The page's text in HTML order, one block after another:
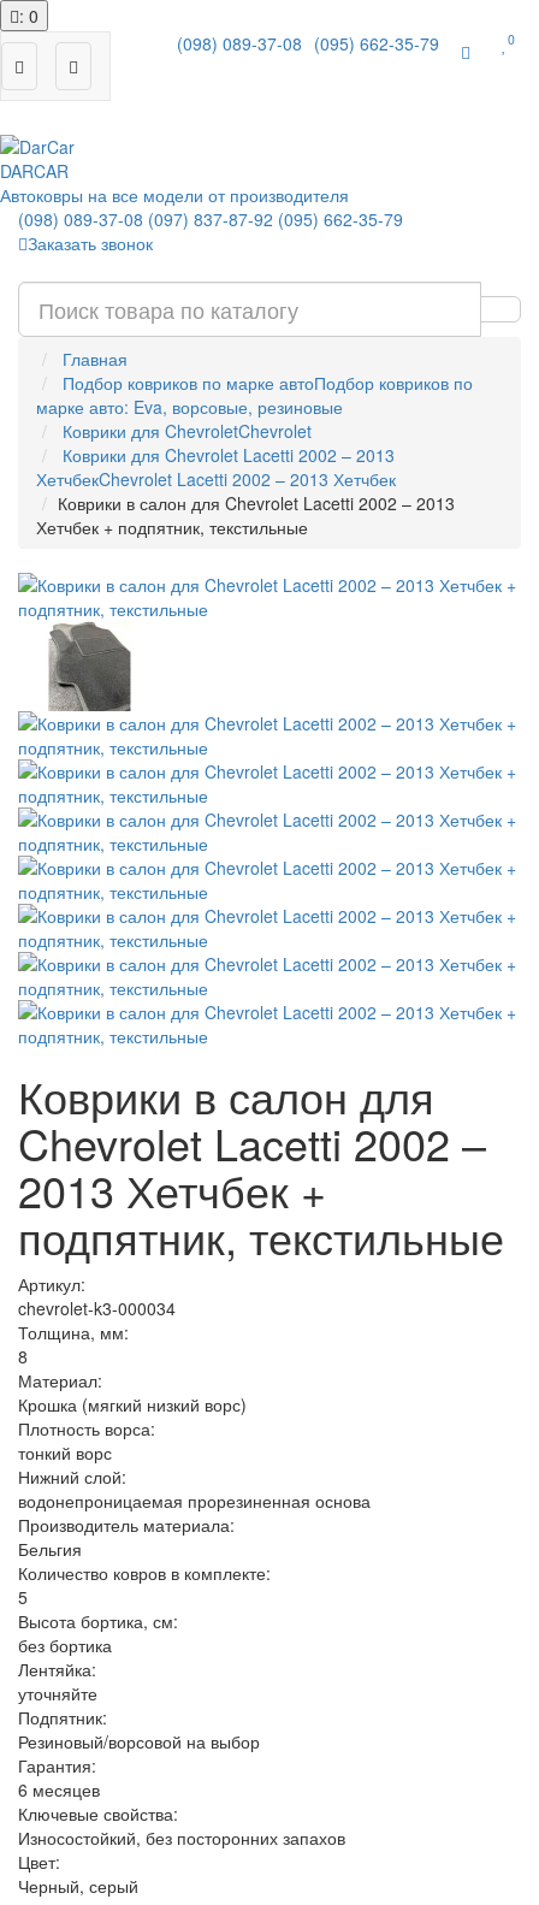
: 0
(098) 089-37-08 (095) 662-35-79 0
DARCAR
Автоковры на все модели от производителя
(098) 089-37-08 (097) 837-87-92 (095) 662-35-79
Заказать звонок
Главная
Подбор ковриков по марке автоПодбор ковриков по
марке авто: Eva, ворсовые, резиновые
Коврики для ChevroletChevrolet
Коврики для Chevrolet Lacetti 2002 – 2013
ХетчбекChevrolet Lacetti 2002 – 2013 Хетчбек
Коврики в салон для Chevrolet Lacetti 2002 – 2013
Хетчбек + подпятник, текстильные
Коврики в салон для
Chevrolet Lacetti 2002 –
2013 Хетчбек +
подпятник, текстильные
Артикул:
chevrolet-k3-000034
Толщина, мм:
8
Материал:
Крошка (мягкий низкий ворс)
Плотность ворса:
тонкий ворс
Нижний слой:
водонепроницаемая прорезиненная основа
Производитель материала:
Бельгия
Количество ковров в комплекте:
5
Высота бортика, см:
без бортика
Лентяйка:
уточняйте
Подпятник:
Резиновый/ворсовой на выбор
Гарантия:
6 месяцев
Ключевые свойства:
Износостойкий, без посторонних запахов
Цвет:
Черный, серый